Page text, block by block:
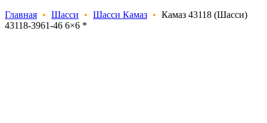
Главная • Шасси • Шасси Камаз • Камаз 43118 (Шасси)
43118-3961-46 6×6 *